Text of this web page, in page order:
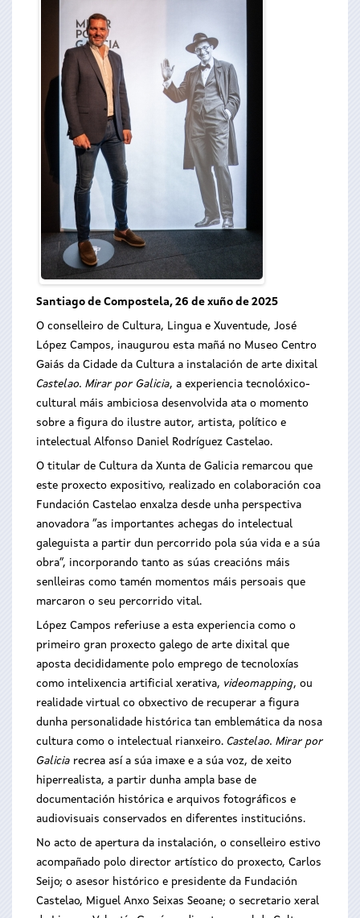
Santiago de Compostela, 26 de xuño de 2025
O conselleiro de Cultura, Lingua e Xuventude, José
López Campos, inaugurou esta mañá no Museo Centro
Gaiás da Cidade da Cultura a instalación de arte dixital
Castelao. Mirar por Galicia, a experiencia tecnolóxico-
cultural máis ambiciosa desenvolvida ata o momento
sobre a figura do ilustre autor, artista, político e
intelectual Alfonso Daniel Rodríguez Castelao.
O titular de Cultura da Xunta de Galicia remarcou que
este proxecto expositivo, realizado en colaboración coa
Fundación Castelao enxalza desde unha perspectiva
anovadora “as importantes achegas do intelectual
galeguista a partir dun percorrido pola súa vida e a súa
obra”, incorporando tanto as súas creacións máis
senlleiras como tamén momentos máis persoais que
marcaron o seu percorrido vital.
López Campos referiuse a esta experiencia como o
primeiro gran proxecto galego de arte dixital que
aposta decididamente polo emprego de tecnoloxías
como intelixencia artificial xerativa, videomapping, ou
realidade virtual co obxectivo de recuperar a figura
dunha personalidade histórica tan emblemática da nosa
cultura como o intelectual rianxeiro. Castelao. Mirar por
Galicia recrea así a súa imaxe e a súa voz, de xeito
hiperrealista, a partir dunha ampla base de
documentación histórica e arquivos fotográficos e
audiovisuais conservados en diferentes institucións.
No acto de apertura da instalación, o conselleiro estivo
acompañado polo director artístico do proxecto, Carlos
Seijo; o asesor histórico e presidente da Fundación
Castelao, Miguel Anxo Seixas Seoane; o secretario xeral